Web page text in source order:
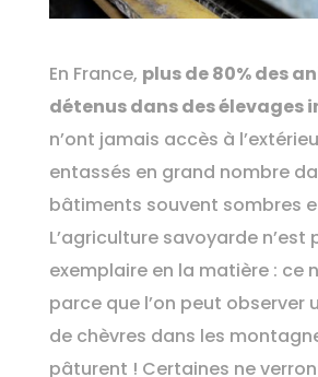
En France, plus de 80% des
détenus dans des élevages
n’ont jamais accès à
entassés en grand nombre
bâtiments souvent sombres
L’agriculture savoyarde n’est
exemplaire en la matière : ce
parce que l’on peut observer
de chèvres dans les
pâturent ! Certaines ne